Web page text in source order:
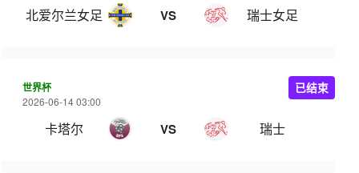
北爱尔兰女足 VS 瑞士女足
世界杯
2026-06-14 03:00
卡塔尔 VS 瑞士
已结束